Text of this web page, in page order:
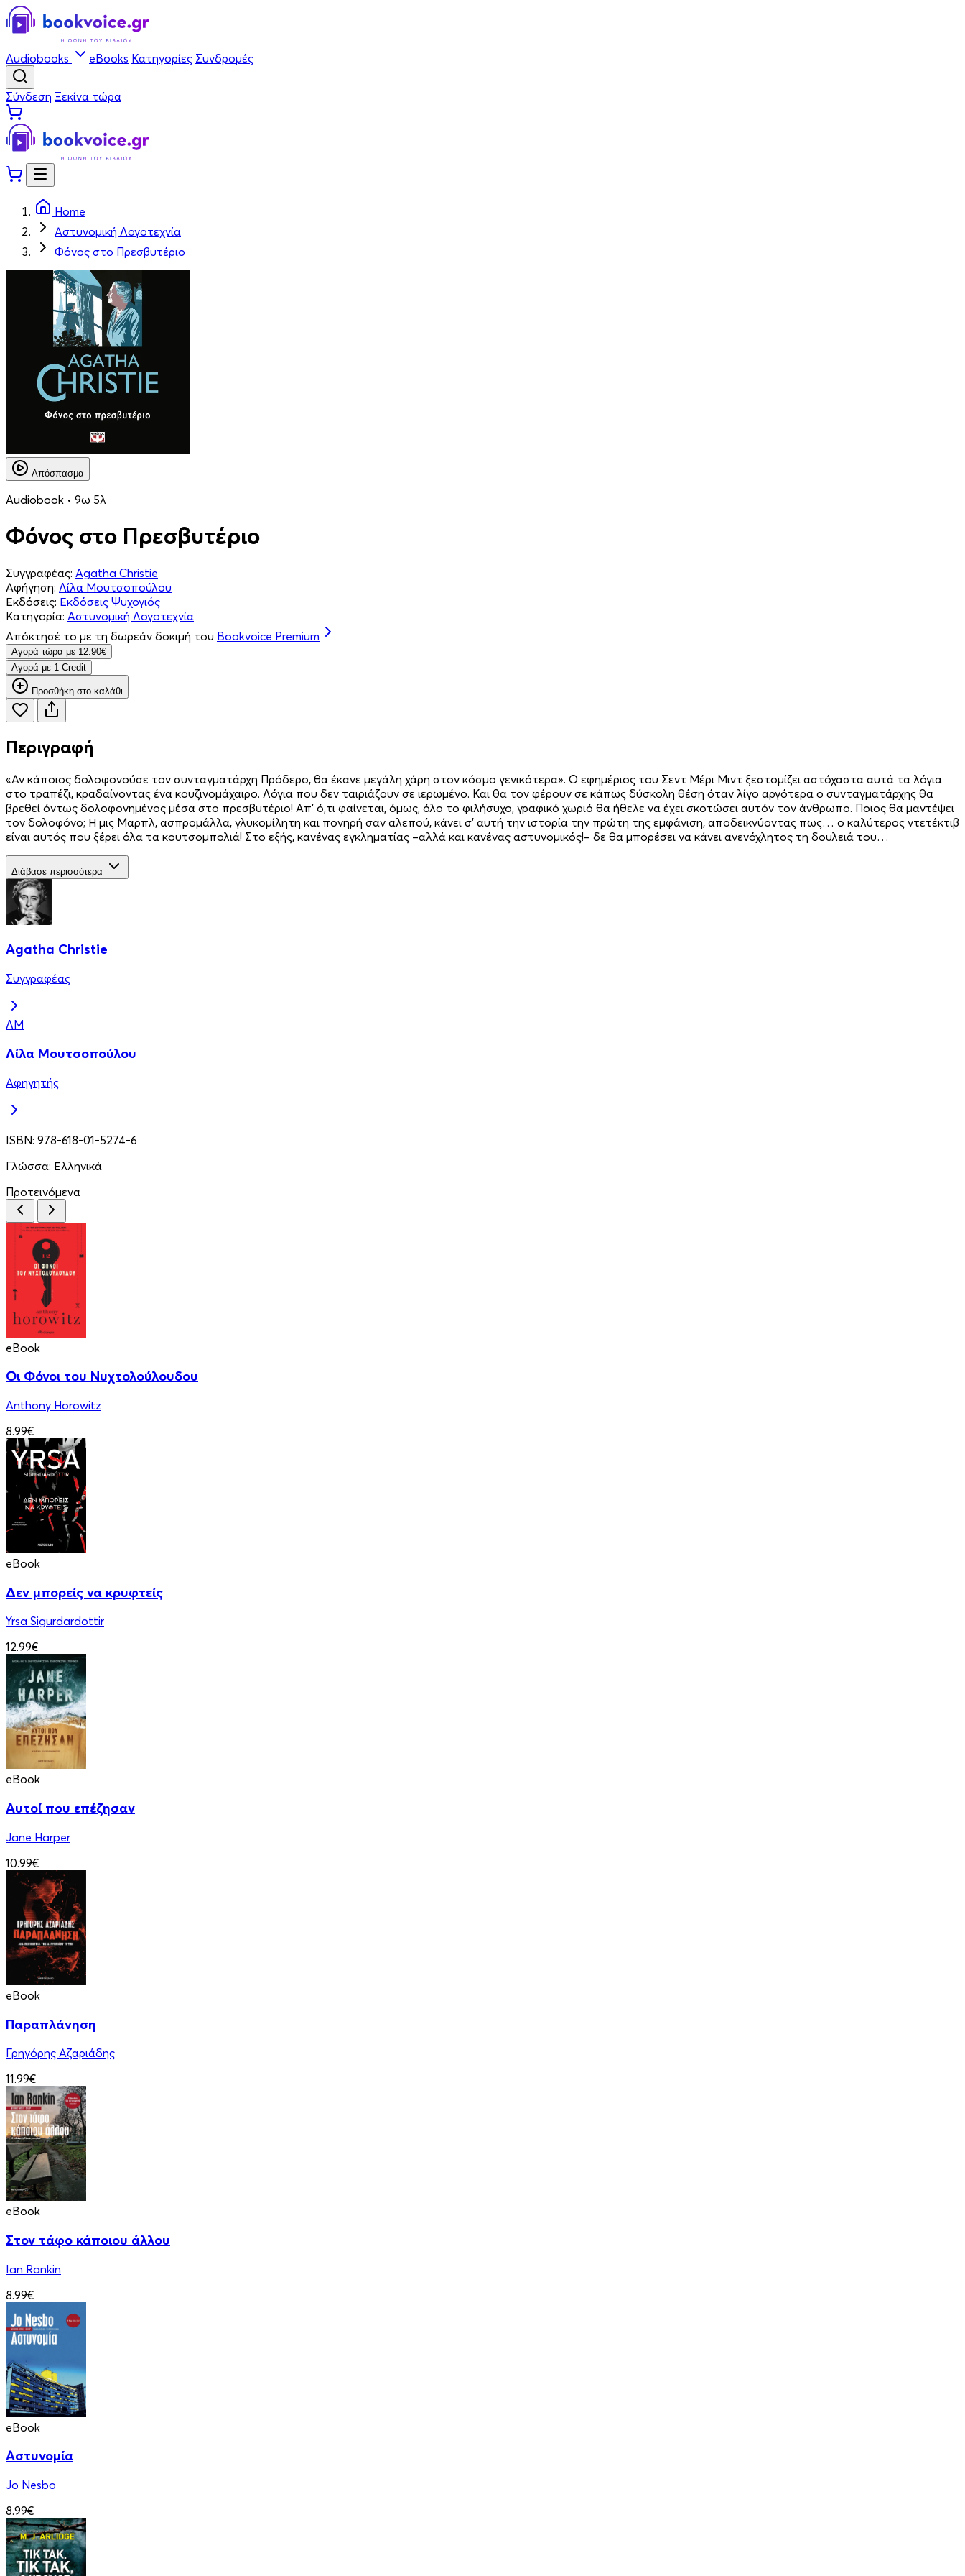
Audiobooks eBooks Κατηγορίες Συνδρομές
Σύνδεση Ξεκίνα τώρα
Home
Αστυνομική Λογοτεχνία
Φόνος στο Πρεσβυτέριο
Απόσπασμα
Audiobook • 9ω 5λ
Φόνος στο Πρεσβυτέριο
Συγγραφέας: Agatha Christie
Αφήγηση: Λίλα Μουτσοπούλου
Εκδόσεις: Εκδόσεις Ψυχογιός
Κατηγορία: Αστυνομική Λογοτεχνία
Απόκτησέ το με τη δωρεάν δοκιμή του Bookvoice Premium
Aγορά τώρα με 12.90€
Aγορά με 1 Credit
Προσθήκη στο καλάθι
Περιγραφή
«Αν κάποιος δολοφονούσε τον συνταγματάρχη Πρόδερο, θα έκανε μεγάλη χάρη στον κόσμο γενικότερα». Ο εφημέριος του Σεντ Μέρι Μιντ ξεστομίζει αστόχαστα αυτά τα λόγια
στο τραπέζι, κραδαίνοντας ένα κουζινομάχαιρο. Λόγια που δεν ταιριάζουν σε ιερωμένο. Και θα τον φέρουν σε κάπως δύσκολη θέση όταν λίγο αργότερα ο συνταγματάρχης θα
βρεθεί όντως δολοφονημένος μέσα στο πρεσβυτέριο! Απ’ ό,τι φαίνεται, όμως, όλο το φιλήσυχο, γραφικό χωριό θα ήθελε να έχει σκοτώσει αυτόν τον άνθρωπο. Ποιος θα μαντέψει
τον δολοφόνο; Η μις Μαρπλ, ασπρομάλλα, γλυκομίλητη και πονηρή σαν αλεπού, κάνει σ’ αυτή την ιστορία την πρώτη της εμφάνιση, αποδεικνύοντας πως… ο καλύτερος ντετέκτιβ
είναι αυτός που ξέρει όλα τα κουτσομπολιά! Στο εξής, κανένας εγκληματίας –αλλά και κανένας αστυνομικός!– δε θα μπορέσει να κάνει ανενόχλητος τη δουλειά του…
Διάβασε περισσότερα
Agatha Christie
Συγγραφέας
ΛΜ
Λίλα Μουτσοπούλου
Αφηγητής
ISBN: 978-618-01-5274-6
Γλώσσα: Ελληνικά
Προτεινόμενα
eBook
Οι Φόνοι του Νυχτολούλουδου
Anthony Horowitz
8.99€
eBook
Δεν μπορείς να κρυφτείς
Yrsa Sigurdardottir
12.99€
eBook
Αυτοί που επέζησαν
Jane Harper
10.99€
eBook
Παραπλάνηση
Γρηγόρης Αζαριάδης
11.99€
eBook
Στον τάφο κάποιου άλλου
Ian Rankin
8.99€
eBook
Αστυνομία
Jo Nesbo
8.99€